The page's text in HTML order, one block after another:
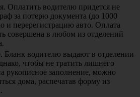
Оплатить водителю придется не
за потерю документа (до 1000
и перерегистрацию авто. Оплата
совершена в любом из отделений
Бланк водителю выдают в отделении
чтобы не тратить лишнего
рукописное заполнение, можно
дома, распечатав форму из